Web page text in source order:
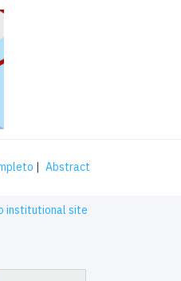
| Abstract
institutional site